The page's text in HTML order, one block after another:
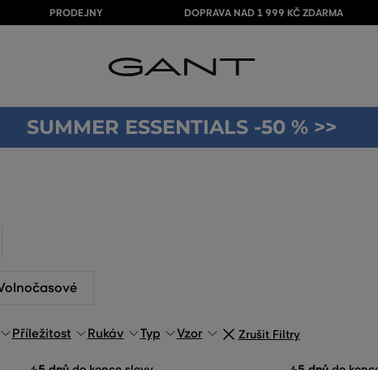
PRODEJNY DOPRAVA NAD 1 999 KČ ZDARMA
SUMMER ESSENTIALS -50 % >>
Příležitost Rukáv Typ Vzor Zrušit Filtry